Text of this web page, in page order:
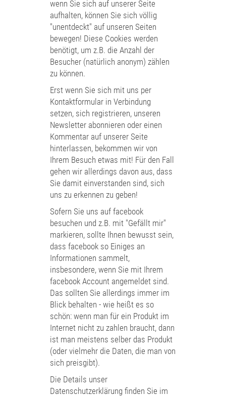
wenn Sie sich auf unserer Seite
aufhalten, können Sie sich völlig
"unentdeckt" auf unseren Seiten
bewegen! Diese Cookies werden
benötigt, um z.B. die Anzahl der
Besucher (natürlich anonym) zählen
zu können.
Erst wenn Sie sich mit uns per
Kontaktformular in Verbindung
setzen, sich registrieren, unseren
Newsletter abonnieren oder einen
Kommentar auf unserer Seite
hinterlassen, bekommen wir von
Ihrem Besuch etwas mit! Für den Fall
gehen wir allerdings davon aus, dass
Sie damit einverstanden sind, sich
uns zu erkennen zu geben!
Sofern Sie uns auf facebook
besuchen und z.B. mit "Gefällt mir"
markieren, sollte Ihnen bewusst sein,
dass facebook so Einiges an
Informationen sammelt,
insbesondere, wenn Sie mit Ihrem
facebook Account angemeldet sind.
Das sollten Sie allerdings immer im
Blick behalten - wie heißt es so
schön: wenn man für ein Produkt im
Internet nicht zu zahlen braucht, dann
ist man meistens selber das Produkt
(oder vielmehr die Daten, die man von
sich preisgibt).
Die Details unser
Datenschutzerklärung finden Sie im